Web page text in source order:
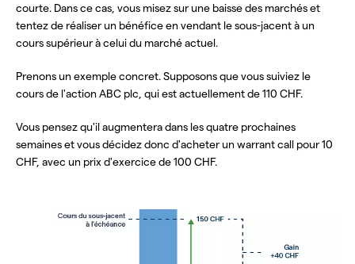
courte. Dans ce cas, vous misez sur une baisse des marchés et
tentez de réaliser un bénéfice en vendant le sous-jacent à un
cours supérieur à celui du marché actuel.
Prenons un exemple concret. Supposons que vous suiviez le
cours de l'action ABC plc, qui est actuellement de 110 CHF.
Vous pensez qu'il augmentera dans les quatre prochaines
semaines et vous décidez donc d'acheter un warrant call pour 10
CHF, avec un prix d'exercice de 100 CHF.